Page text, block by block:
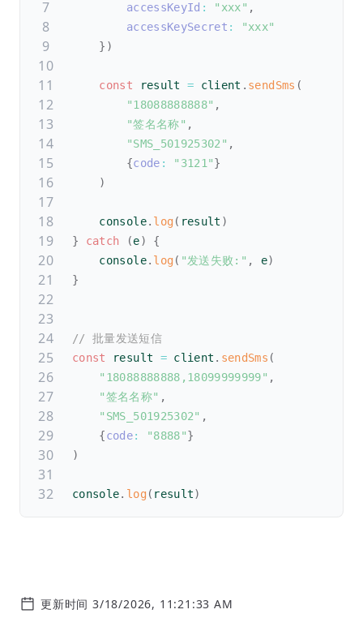
accessKeyId : "xxx" ,
accessKeySecret :
"xxx"
} )
const result = client . sendSms (
"18088888888" ,
"签名名称" ,
"SMS_501925302" ,
{code : "3121"}
)
    console
. log ( result )
}
catch (e)
{
    console
. log ( "发送失败:" , e)
}
// 批量发送短信
const
result = client . sendSms (
"18088888888,18099999999" ,
"签名名称" ,
"SMS_501925302" ,
{code: "8888"}
)
console. log ( result)
更新时间 3/18/2026, 11:21:33 AM